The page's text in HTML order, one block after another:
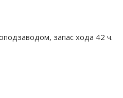
запас хода 42 ч.